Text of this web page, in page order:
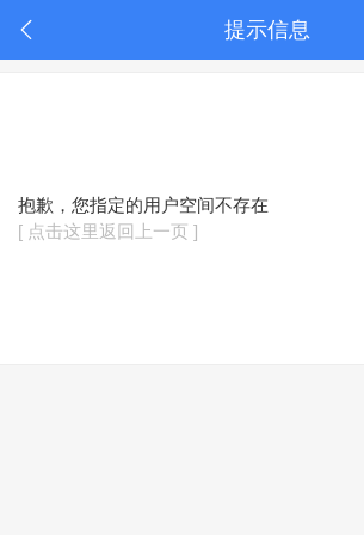
提示信息
抱歉，您指定的用户空间不存在
[ 点击这里返回上一页 ]